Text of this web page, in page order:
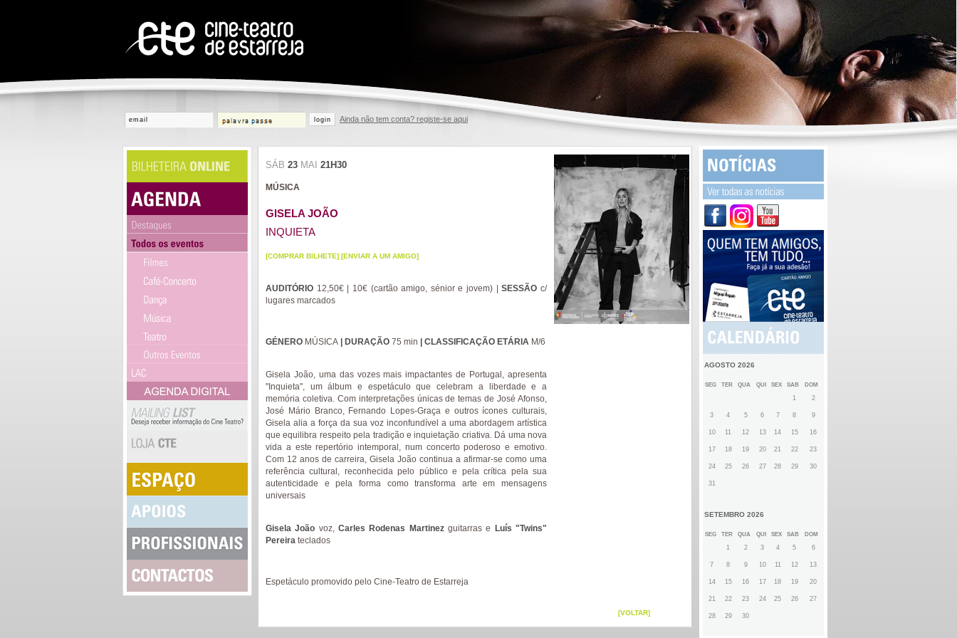
login Ainda não tem conta? registe-se aqui
SÁB 23 MAI 21H30
MÚSICA
GISELA JOÃO
INQUIETA
[COMPRAR BILHETE] [ENVIAR A UM AMIGO]
AUDITÓRIO 12,50€ | 10€ (cartão amigo, sénior e jovem) |SESSÃO c/
lugares marcados
GÉNERO MÚSICA | DURAÇÃO 75 min | CLASSIFICAÇÃO ETÁRIA M/6
Gisela João, uma das vozes mais impactantes de Portugal, apresenta
"Inquieta", um álbum e espetáculo que celebram a liberdade e a
memória coletiva. Com interpretações únicas de temas de José Afonso,
José Mário Branco, Fernando Lopes-Graça e outros ícones culturais,
Gisela alia a força da sua voz inconfundível a uma abordagem artística
que equilibra respeito pela tradição e inquietação criativa. Dá uma nova
vida a este repertório intemporal, num concerto poderoso e emotivo.
Com 12 anos de carreira, Gisela João continua a afirmar-se como uma
referência cultural, reconhecida pelo público e pela crítica pela sua
autenticidade e pela forma como transforma arte em mensagens
universais
Gisela João voz,Carles Rodenas Martinezguitarras e
Luís "Twins"
Pereira teclados
Espetáculo promovido pelo Cine-Teatro de Estarreja
[VOLTAR]
AGOSTO 2026
SEG TER QUA QUI SEX SAB DOM
1 2
3 4 5 6 7 8 9
10 11 12 13 14 15 16
17 18 19 20 21 22 23
24 25 26 27 28 29 30
31
SETEMBRO 2026
SEG TER QUA QUI SEX SAB DOM
1 2 3 4 5 6
7 8 9 10 11 12 13
14 15 16 17 18 19 20
21 22 23 24 25 26 27
28 29 30